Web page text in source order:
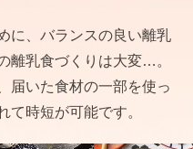
に、バランスの良い離乳
離乳食づくりは大変…。
届いた食材の一部を使っ
て時短が可能です。